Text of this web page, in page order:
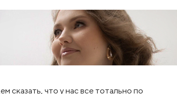
сказать, что у нас все тотально по